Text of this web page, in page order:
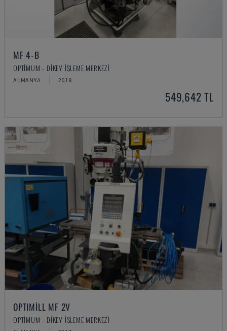
MF 4-B
OPTIMUM - DIKEY İŞLEME MERKEZI
ALMANYA 2018
549,642 TL
OPTIMILL MF 2V
OPTIMUM - DIKEY İŞLEME MERKEZI